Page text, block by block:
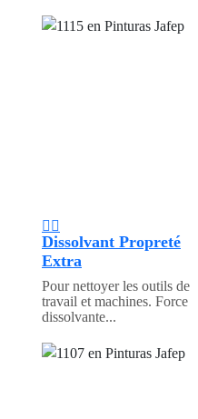
Dissolvant Propreté
Extra
Pour nettoyer les outils de
travail et machines. Force
dissolvante...